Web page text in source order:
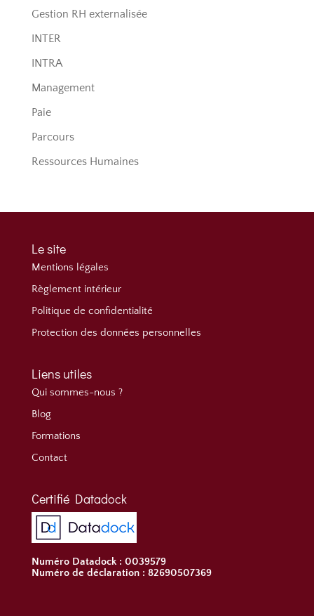
Gestion RH externalisée
INTER
INTRA
Management
Paie
Parcours
Ressources Humaines
Le site
Mentions légales
Règlement intérieur
Politique de confidentialité
Protection des données personnelles
Liens utiles
Qui sommes-nous ?
Blog
Formations
Contact
Certifié Datadock
Numéro Datadock : 0039579
Numéro de déclaration : 82690507369